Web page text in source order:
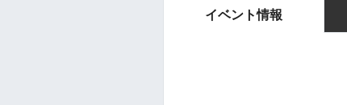
イベント情報